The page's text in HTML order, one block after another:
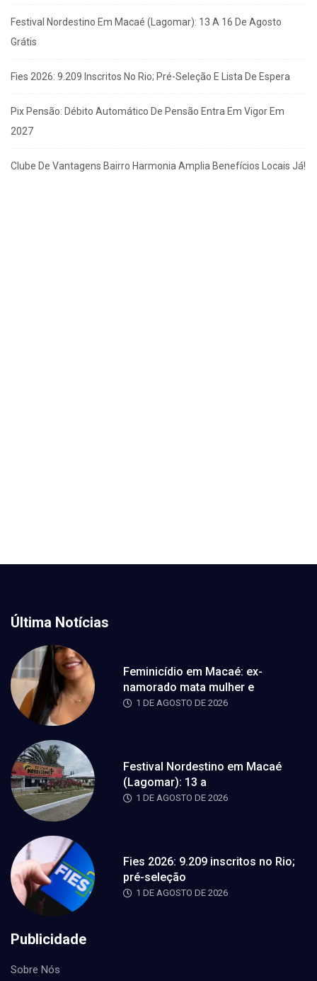
Festival Nordestino Em Macaé (Lagomar): 13 A 16 De Agosto
Grátis
Fies 2026: 9.209 Inscritos No Rio; Pré-Seleção E Lista De Espera
Pix Pensão: Débito Automático De Pensão Entra Em Vigor Em
2027
Clube De Vantagens Bairro Harmonia Amplia Benefícios Locais Já!
Última Notícias
Feminicídio em Macaé: ex-
namorado mata mulher e
1 DE AGOSTO DE 2026
Festival Nordestino em Macaé
(Lagomar): 13 a
1 DE AGOSTO DE 2026
Fies 2026: 9.209 inscritos no Rio;
pré-seleção
1 DE AGOSTO DE 2026
Publicidade
Sobre Nós